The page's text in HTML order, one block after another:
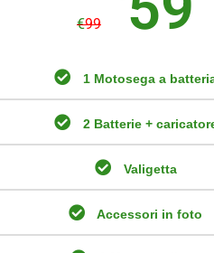
€99
1 Motosega a
2 Batterie +
Valigetta
Accessori in foto